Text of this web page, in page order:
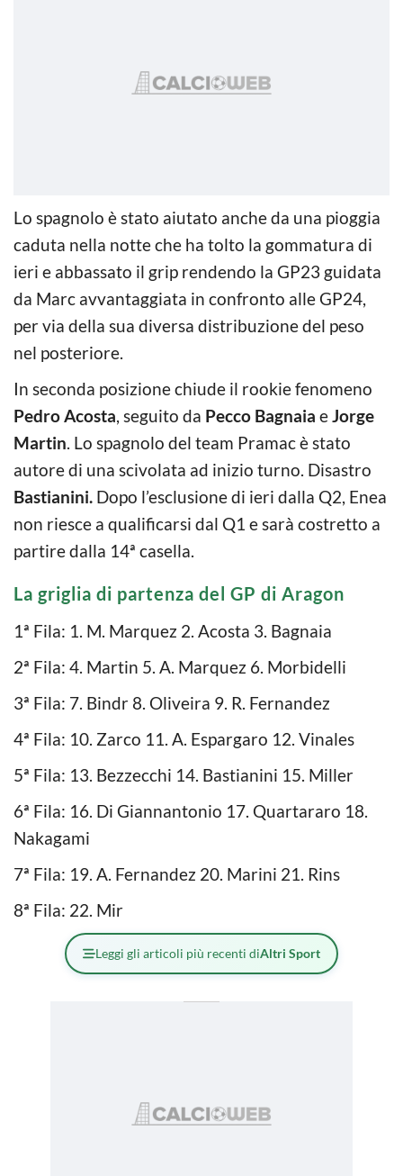
Lo spagnolo è stato aiutato anche da una pioggia
caduta nella notte che ha tolto la gommatura di
ieri e abbassato il grip rendendo la GP23 guidata
da Marc avvantaggiata in confronto alle GP24,
per via della sua diversa distribuzione del peso
nel posteriore.
In seconda posizione chiude il rookie fenomeno
Pedro Acosta, seguito da Pecco Bagnaia eJorge
Martin. Lo spagnolo del team Pramac è stato
autore di una scivolata ad inizio turno. Disastro
Bastianini. Dopo l’esclusione di ieri dalla Q2, Enea
non riesce a qualificarsi dal Q1 e sarà costretto a
partire dalla 14ª casella.
La griglia di partenza del GP di Aragon
1ª Fila: 1. M. Marquez 2. Acosta 3. Bagnaia
2ª Fila: 4. Martin 5. A. Marquez 6. Morbidelli
3ª Fila: 7. Bindr 8. Oliveira 9. R. Fernandez
4ª Fila: 10. Zarco 11. A. Espargaro 12. Vinales
5ª Fila: 13. Bezzecchi 14. Bastianini 15. Miller
6ª Fila: 16. Di Giannantonio 17. Quartararo 18.
Nakagami
7ª Fila: 19. A. Fernandez 20. Marini 21. Rins
8ª Fila: 22. Mir
Leggi gli articoli più recenti diAltri Sport